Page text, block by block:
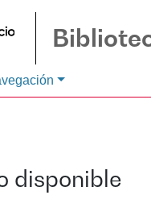
disponible